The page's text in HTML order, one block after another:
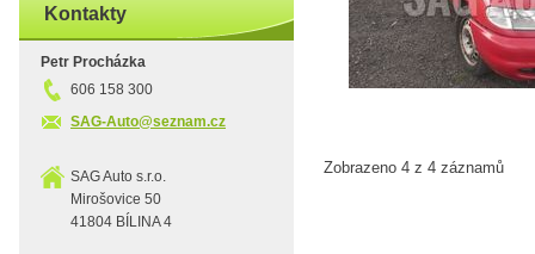
Kontakty
Petr Procházka
606 158 300
SAG-Auto@seznam.cz
SAG Auto s.r.o.
Mirošovice 50
41804 BÍLINA 4
Zobrazeno 4 z 4 záznamů